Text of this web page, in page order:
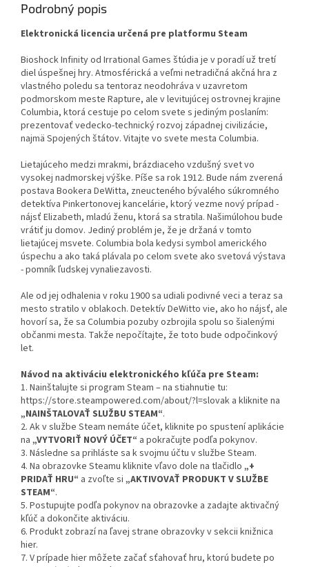
Podrobný popis
Elektronická licencia určená pre platformu Steam
Bioshock Infinity od Irrational Games štúdia je v poradí už tretí
diel úspešnej hry. Atmosférická a veľmi netradičná akčná hra z
vlastného poledu sa tentoraz neodohráva v uzavretom
podmorskom meste Rapture, ale v levitujúcej ostrovnej krajine
Columbia, ktorá cestuje po celom svete s jediným poslaním:
prezentovať vedecko-technický rozvoj západnej civilizácie,
najmä Spojených štátov. Vitajte vo svete mesta Columbia.
Lietajúceho medzi mrakmi, brázdiaceho vzdušný svet vo
vysokej nadmorskej výške. Píše sa rok 1912. Bude nám zverená
postava Bookera DeWitta, zneucteného bývalého súkromného
detektíva Pinkertonovej kancelárie, ktorý vezme nový prípad -
nájsť Elizabeth, mladú ženu, ktorá sa stratila. Našimúlohou bude
vrátiť ju domov. Jediný problém je, že je držaná v tomto
lietajúcej msvete. Columbia bola kedysi symbol amerického
úspechu a ako taká plávala po celom svete ako svetová výstava
- pomník ľudskej vynaliezavosti.
Ale od jej odhalenia v roku 1900 sa udiali podivné veci a teraz sa
mesto stratilo v oblakoch. Detektív DeWitto vie, ako ho nájsť, ale
hovorí sa, že sa Columbia pozuby ozbrojila spolu so šialenými
občanmi mesta. Takže nepočítajte, že toto bude odpočinkový
let.
Návod na aktiváciu elektronického kľúča pre Steam:
1. Nainštalujte si program Steam – na stiahnutie tu:
https://store.steampowered.com/about/?l=slovak a kliknite na
„NAINŠTALOVAŤ SLUŽBU STEAM“.
2. Ak v službe Steam nemáte účet, kliknite po spustení aplikácie
na „VYTVORIŤ NOVÝ ÚČET“ a pokračujte podľa pokynov.
3. Následne sa prihláste sa k svojmu účtu v službe Steam.
4. Na obrazovke Steamu kliknite vľavo dole na tlačidlo „+
PRIDAŤ HRU“ a zvoľte si „AKTIVOVAŤ PRODUKT V SLUŽBE
STEAM“.
5. Postupujte podľa pokynov na obrazovke a zadajte aktivačný
kľúč a dokončite aktiváciu.
6. Produkt zobrazí na ľavej strane obrazovky v sekcii knižnica
hier.
7. V prípade hier môžete začať sťahovať hru, ktorú budete po